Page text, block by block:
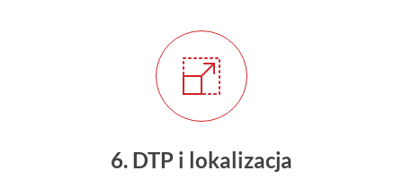
6. DTP i lokalizacja